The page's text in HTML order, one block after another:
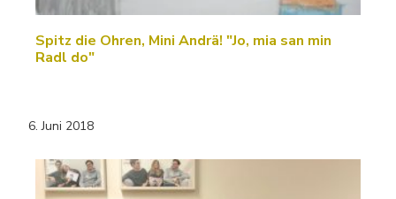
Spitz die Ohren, Mini Andrä! "Jo, mia san min
Radl do"
6. Juni 2018